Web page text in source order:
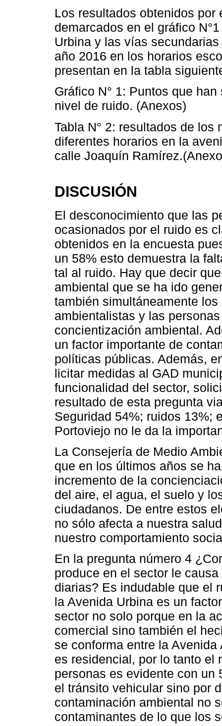
Los resultados obtenidos
demarcados en el gráfico
Urbina y las vías
año 2016 en los horarios
presentan en la tabla
Gráfico N° 1: Puntos que
nivel de ruido. (Anexos)
Tabla N° 2: resultados de
diferentes horarios en la
calle Joaquín
DISCUSIÓN
El desconocimiento que las
ocasionados por el ruido es
obtenidos en la encuesta
un 58% esto demuestra la
tal al ruido. Hay que decir
ambiental que se ha ido
también simultáneamente
ambientalistas y las
concientización ambiental.
un factor importante de
políticas públicas. Además,
licitar medidas al GAD
funcionalidad del sector,
resultado de esta pregunta
Seguridad 54%; ruidos 13%;
Portoviejo no le da la
La Consejería de Medio
que en los últimos años se
incremento de la
del aire, el agua, el suelo y
ciudadanos. De entre estos
no sólo afecta a nuestra
nuestro comportamiento
En la pregunta número 4
produce en el sector le
diarias? Es indudable que el
la Avenida Urbina es un
sector no solo porque en la
comercial sino también el
se conforma entre la
es residencial, por lo tanto el
personas es evidente con un
el tránsito vehicular sino por
contaminación ambiental no
contaminantes de lo que los